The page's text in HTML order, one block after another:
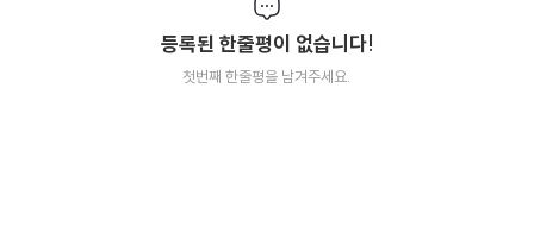
등록된 한줄평이 없습니다!
첫번째 한줄평을 남겨주세요.